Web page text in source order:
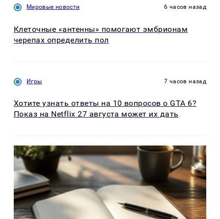
Мировые новости 6 часов назад
Клеточные «антенны» помогают эмбрионам
черепах определить пол
Игры 7 часов назад
Хотите узнать ответы на 10 вопросов о GTA 6?
Показ на Netflix 27 августа может их дать